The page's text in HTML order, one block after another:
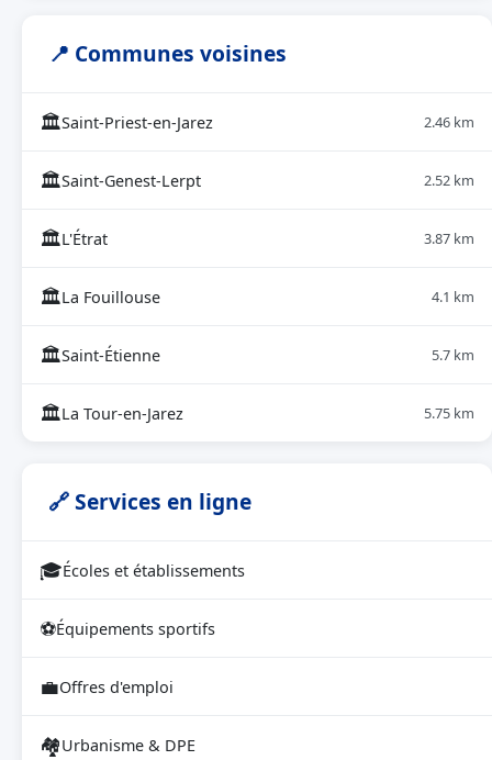
📍 Communes voisines
🏛Saint-Priest-en-Jarez 2.46 km
🏛Saint-Genest-Lerpt 2.52 km
🏛L'Étrat 3.87 km
🏛La Fouillouse 4.1 km
🏛Saint-Étienne 5.7 km
🏛La Tour-en-Jarez 5.75 km
🔗 Services en ligne
🎓Écoles et établissements
⚽Équipements sportifs
💼Offres d'emploi
🏘Urbanisme & DPE